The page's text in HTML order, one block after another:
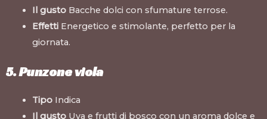
Il gustoBacche dolci con sfumature terrose.
EffettiEnergetico e stimolante, perfetto per la
giornata.
5. Punzone viola
TipoIndica
Il gustoUva e frutti di bosco con un aroma dolce e